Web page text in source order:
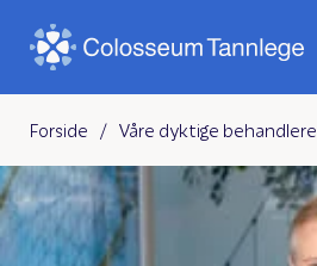
Forside / Våre dyktige behandlere